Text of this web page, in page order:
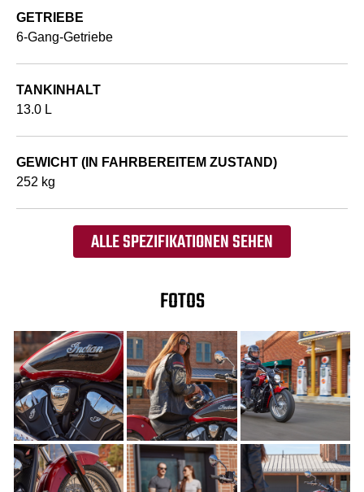
GETRIEBE
6-Gang-Getriebe
TANKINHALT
13.0 L
GEWICHT (IN FAHRBEREITEM ZUSTAND)
252 kg
ALLE SPEZIFIKATIONEN SEHEN
FOTOS